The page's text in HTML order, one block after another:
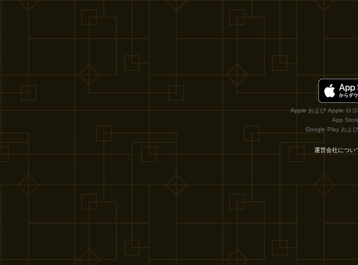
Apple および Apple ロゴ
App
Google Play およ
運営会社につい